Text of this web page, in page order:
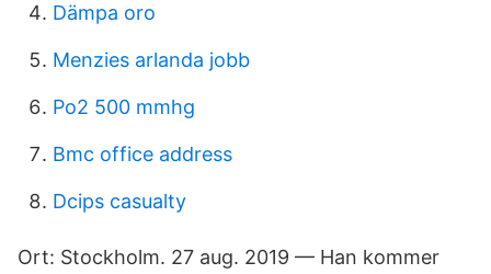
Dämpa oro
Menzies arlanda jobb
Po2 500 mmhg
Bmc office address
Dcips casualty
Ort: Stockholm. 27 aug. 2019 — Han kommer